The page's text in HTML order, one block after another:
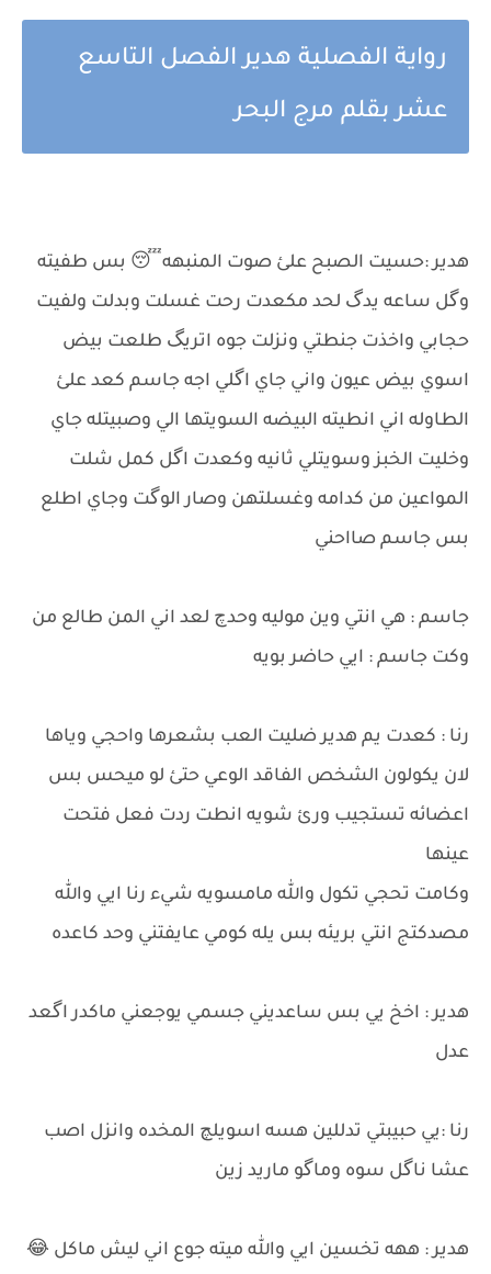
رواية الفصلية هدير الفصل التاسع
عشر بقلم مرج البحر
هدير :حسيت الصبح علئ صوت المنبهه😴 بس طفيته
وگل ساعه يدگ لحد مكعدت رحت غسلت وبدلت ولفيت
حجابي واخذت جنطتي ونزلت جوه اتريگ طلعت بيض
اسوي بيض عيون واني جاي اگلي اجه جاسم كعد علئ
الطاوله اني انطيته البيضه السويتها الي وصبيتله جاي
وخليت الخبز وسويتلي ثانيه وكعدت اگل كمل شلت
المواعين من كدامه وغسلتهن وصار الوگت وجاي اطلع
بس جاسم صااحني
جاسم : هي انتي وين موليه وحدچ لعد اني المن طالع من
وكت جاسم : ايي حاضر بويه
رنا : كعدت يم هدير ضليت العب بشعرها واحجي وياها
لان يكولون الشخص الفاقد الوعي حتئ لو ميحس بس
اعضائه تستجيب ورئ شويه انطت ردت فعل فتحت
عينها
وكامت تحجي تكول والله مامسويه شيء رنا ايي والله
مصدكتج انتي بريئه بس يله كومي عايفتني وحد كاعده
هدير : اخخ يي بس ساعديني جسمي يوجعني ماكدر اگعد
عدل
رنا :يي حبيبتي تدللين هسه اسويلچ المخده وانزل اصب
عشا ناگل سوه وماگو ماريد زين
هدير : ههه تخسين ايي والله ميته جوع اني ليش ماكل 😂